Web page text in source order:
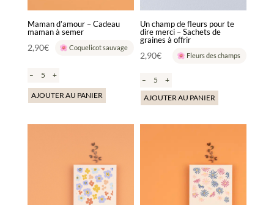
Maman d’amour – Cadeau
maman à semer
2,90€ Coquelicot sauvage
– +
AJOUTER AU PANIER
Un champ de fleurs pour te
dire merci – Sachets de
graines à offrir
2,90€ Fleurs des champs
–
+
AJOUTER AU PANIER